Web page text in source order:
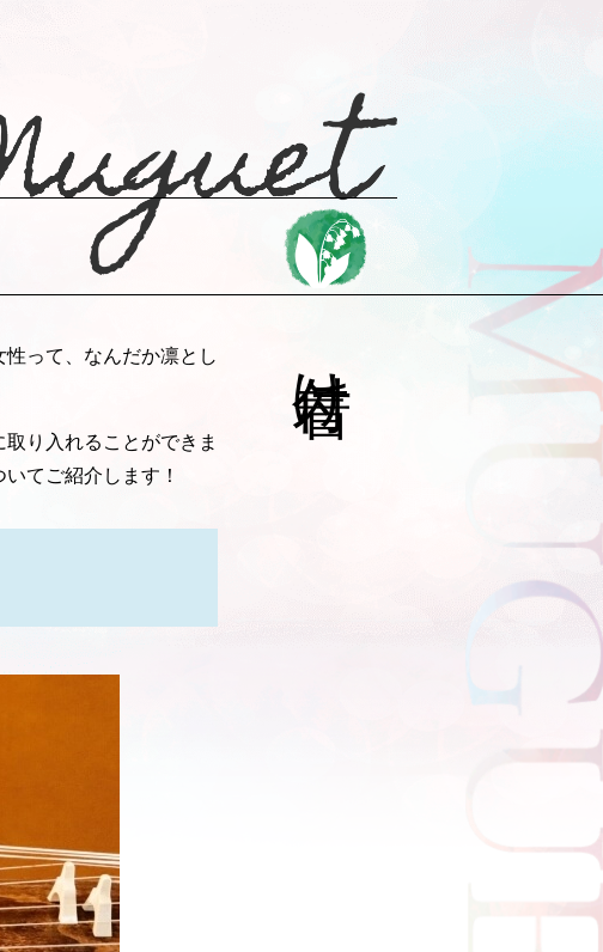
着付け
って、なんだか凛とし
り入れることができま
てご紹介します！